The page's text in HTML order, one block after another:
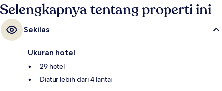
Selengkapnya tentang properti ini
Sekilas
Ukuran hotel
29 hotel
Diatur lebih dari 4 lantai